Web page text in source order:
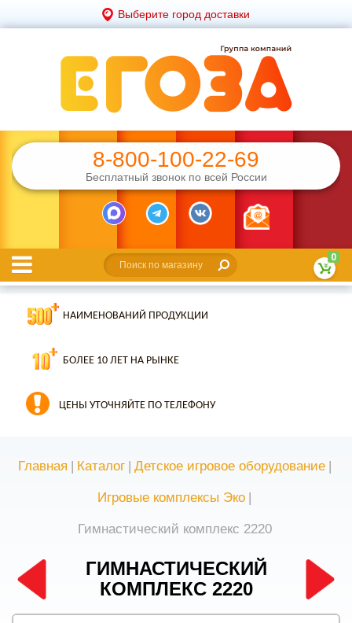
Выберите город доставки
8-800-100-22-69
Бесплатный звонок по всей России
0
НАИМЕНОВАНИЙ ПРОДУКЦИИ
БОЛЕЕ 10 ЛЕТ НА РЫНКЕ
ЦЕНЫ УТОЧНЯЙТЕ ПО ТЕЛЕФОНУ
Главная | Каталог | Детское игровое оборудование |
Игровые комплексы Эко |
Гимнастический комплекс 2220
ГИМНАСТИЧЕСКИЙ
КОМПЛЕКС 2220